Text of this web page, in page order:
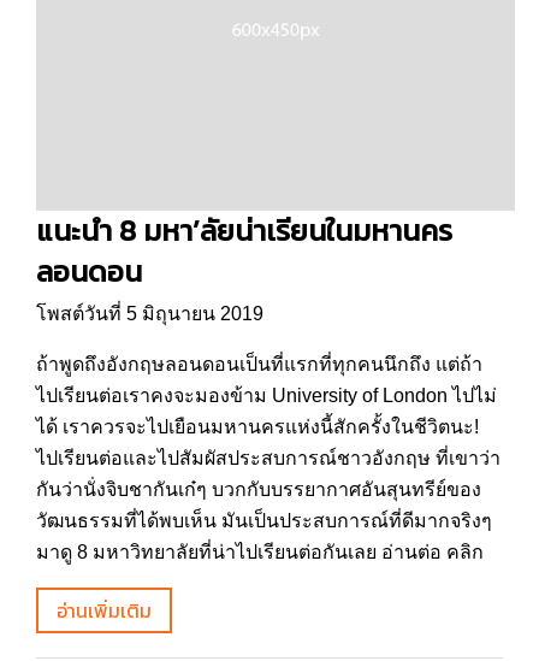
แนะนำ 8 มหา’ลัยน่าเรียนในมหานคร
ลอนดอน
โพสต์วันที่ 5 มิถุนายน 2019
ถ้าพูดถึงอังกฤษลอนดอนเป็นที่แรกที่ทุกคนนึกถึง แต่ถ้า
ไปเรียนต่อเราคงจะมองข้าม University of London ไปไม่
ได้ เราควรจะไปเยือนมหานครแห่งนี้สักครั้งในชีวิตนะ!
ไปเรียนต่อและไปสัมผัสประสบการณ์ชาวอังกฤษ ที่เขาว่า
กันว่านั่งจิบชากันเก๋ๆ บวกกับบรรยากาศอันสุนทรีย์ของ
วัฒนธรรมที่ได้พบเห็น มันเป็นประสบการณ์ที่ดีมากจริงๆ
มาดู 8 มหาวิทยาลัยที่น่าไปเรียนต่อกันเลย อ่านต่อ คลิก
อ่านเพิ่มเติม